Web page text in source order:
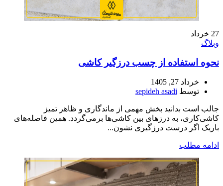
27 خرداد
وبلاگ
نحوه استفاده از چسب درزگیر کاشی
خرداد 27, 1405
توسط sepideh asadi
جالب است بدانید بخش مهمی از ماندگاری و ظاهر تمیز
کاشی‌کاری، به درزهای بین کاشی‌ها برمی‌گردد. همین فاصله‌های
باریک اگر درست درزگیری نشون...
ادامه مطلب